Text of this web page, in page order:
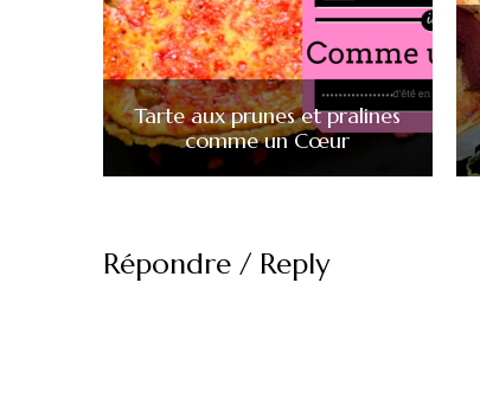
Tarte aux prunes et pralines
comme un Cœur
Répondre / Reply